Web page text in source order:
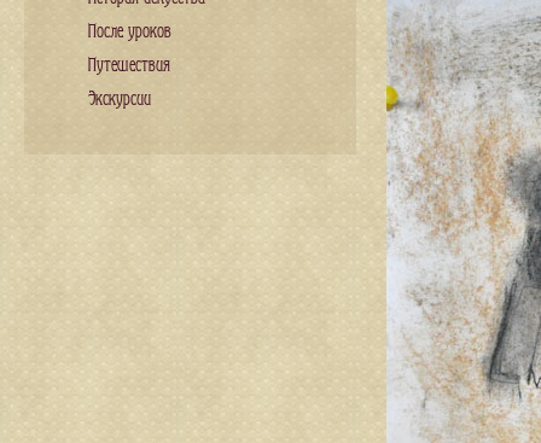
После уроков
Путешествия
Экскурсии